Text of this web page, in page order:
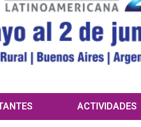
ACTIVIDADES